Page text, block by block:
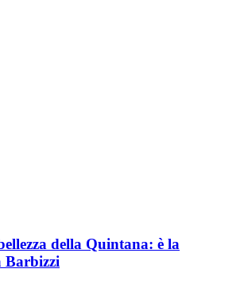
della Quintana: è la
Barbizzi